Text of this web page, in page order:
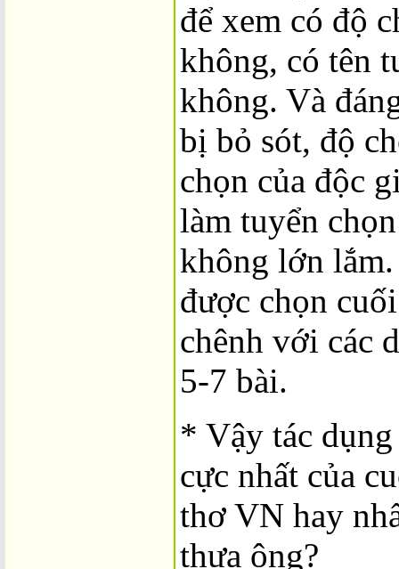
để xem có độ
không, có tên
không. Và
bị bỏ sót, độ
chọn của độc
làm tuyển
không lớn
được chọn
chênh với các
5-7 bài.
* Vậy tác
cực nhất của
thơ VN hay
thưa ông?